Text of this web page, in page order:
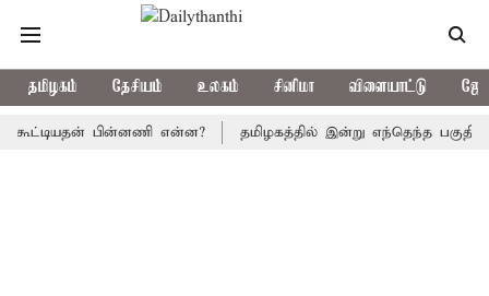
தமிழகம் தேசியம் உலகம் சினிமா விளையாட்டு
பின்னணி என்ன? தமிழகத்தில் இன்று எந்தெந்த பகுதிகளில்